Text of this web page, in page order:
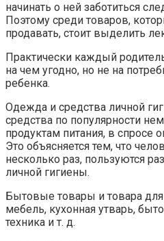
начинать о ней заботиться
Поэтому среди товаров,
продавать, стоит выделить
Практически каждый
на чем угодно, но не на
ребенка.
Одежда и средства личной
средства по популярности
продуктам питания, в
Это объясняется тем, что
несколько раз, пользуются
личной гигиены.
Бытовые товары и товара
мебель, кухонная утварь,
техника и т. д.